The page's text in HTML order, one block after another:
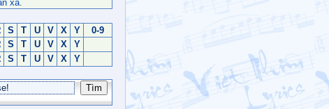
xa.
S T U V X Y
0-9
S T U V X
Y
S T U V X Y